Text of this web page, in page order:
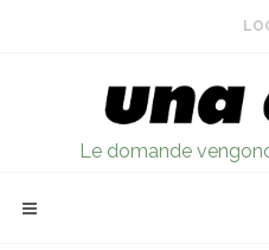
Le domande